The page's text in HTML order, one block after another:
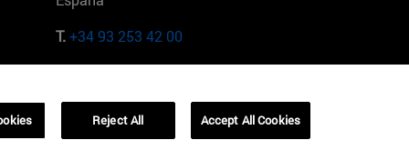
T.+34 93 253 42 00
01321001 Bela Vista Brasil
Reject All Accept All Cookies